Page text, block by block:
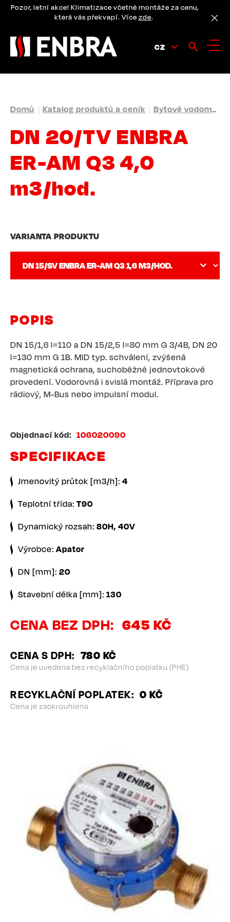
PřejítPozor, letní akce! Klimatizace včetně montáže za cenu,
která vás překvapí. Více zde.
CZ
DROBEČKOVÁ
NAVIGACE
Domů Katalog produktů a ceník Bytové vodoměry
DN 20/TV ENBRA
ER-AM Q3 4,0
m3/hod.
VARIANTA PRODUKTU
POPIS
DN 15/1,6 l=110 a DN 15/2,5 l=80 mm G 3/4B, DN 20
l=130 mm G 1B. MID typ. schválení, zvýšená
magnetická ochrana, suchoběžné jednovtokové
provedení. Vodorovná i svislá montáž. Příprava pro
rádiový, M-Bus nebo impulsní modul.
Objednací kód 106020090
SPECIFIKACE
Jmenovitý průtok [m3/h]: 4
Teplotní třída: T90
Dynamický rozsah: 80H, 40V
Výrobce:Apator
DN [mm]: 20
Stavební délka [mm]: 130
CENA BEZ DPH 645 KČ
CENA S DPH 780 KČ
Cena je uvedena bez recyklačního poplatku (PHE)
RECYKLAČNÍ POPLATEK 0 KČ
Cena je zaokrouhlena